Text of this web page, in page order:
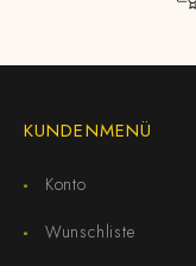
KUNDENMENÜ
Konto
Wunschliste